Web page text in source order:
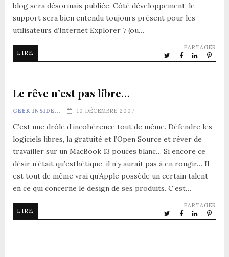
blog sera désormais publiée. Côté développement, le
support sera bien entendu toujours présent pour les
utilisateurs d’Internet Explorer 7 (ou…
LIRE
PARTAGER
Le rêve n’est pas libre…
GEEK INSIDE... 10 DÉCEMBRE 2007
C’est une drôle d’incohérence tout de même. Défendre les
logiciels libres, la gratuité et l’Open Source et rêver de
travailler sur un MacBook 13 pouces blanc… Si encore ce
désir n’était qu’esthétique, il n’y aurait pas à en rougir… Il
est tout de même vrai qu’Apple possède un certain talent
en ce qui concerne le design de ses produits. C’est…
LIRE
PARTAGER